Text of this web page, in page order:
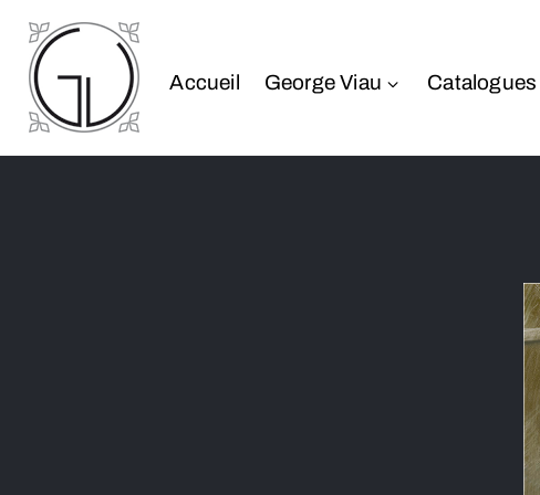
Accueil George Viau Catalogues